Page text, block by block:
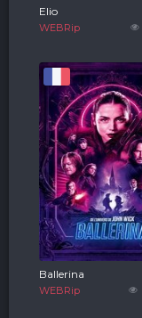
Elio
WEBRip
Ballerina
WEBRip